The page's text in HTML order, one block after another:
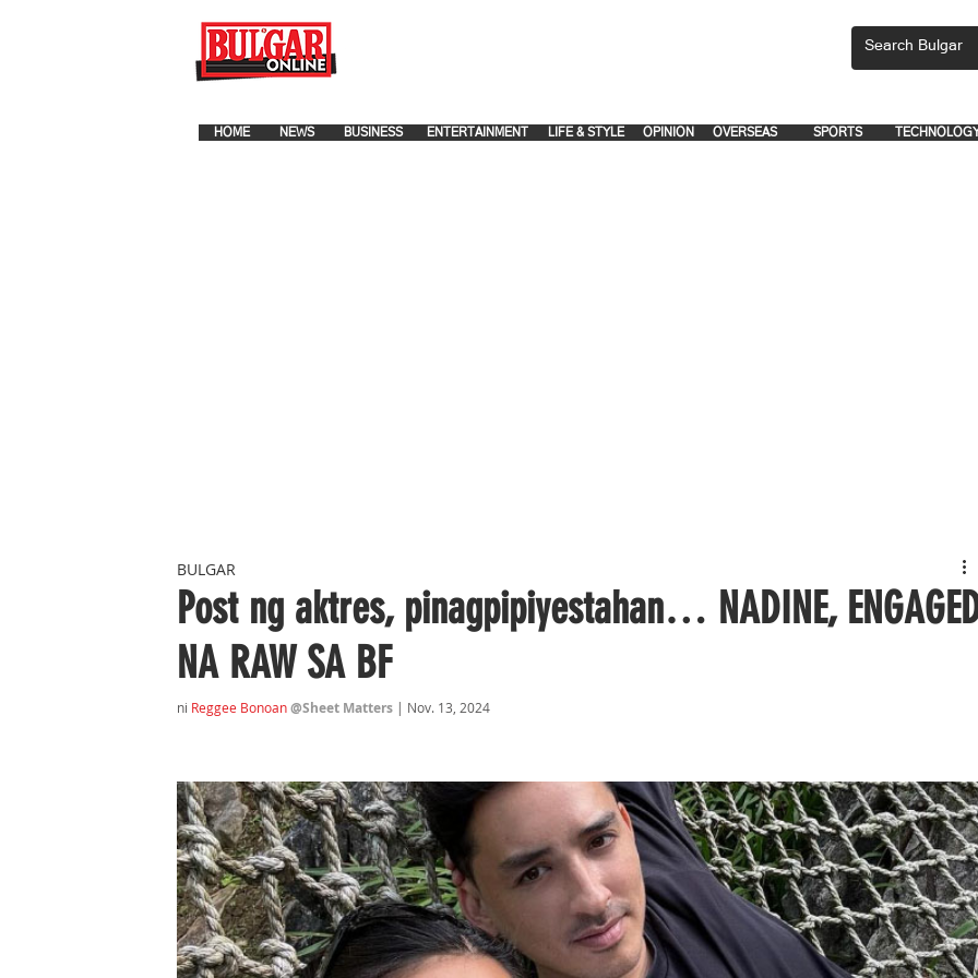
SPORTS
OVERSEAS
OPINION
LIFE & STYLE
ENTERTAINMENT
NEWS
HOME BUSINESS . .
Post ng aktres, pinagpipiyestahan… NADINE,
NA RAW SA BF
BULGAR
ni Reggee Bonoan@Sheet Matters | Nov. 13 , 2024